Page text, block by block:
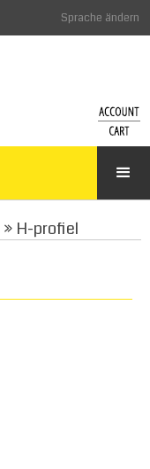
Sprache ändern
Zum
» H-profiel